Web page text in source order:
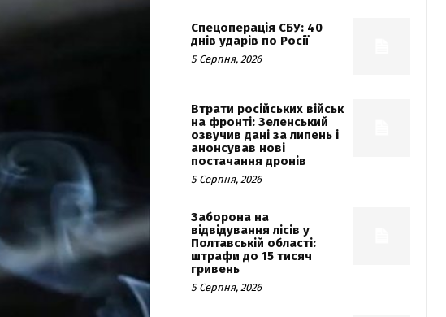
Спецоперація СБУ: 40
днів ударів по Росії
5 Серпня, 2026
Втрати російських військ
на фронті: Зеленський
озвучив дані за липень і
анонсував нові
постачання дронів
5 Серпня, 2026
Заборона на
відвідування лісів у
Полтавській області:
штрафи до 15 тисяч
гривень
5 Серпня, 2026